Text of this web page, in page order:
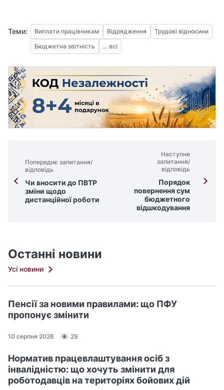
Теми: Виплати працівникам Відрядження
Трудові відносини
Бюджетна звітність
... всі
Попереднє запитання/
відповідь
Чи вносити до ПВТР
зміни щодо
дистанційної роботи
Наступне
запитання/
відповідь
Порядок
повернення сум
бюджетного
відшкодування
Останні новини
Усі новини
Пенсії за новими правилами: що ПФУ
пропонує змінити
10 серпня 2026 29
Норматив працевлаштування осіб з
інвалідністю: що хочуть змінити для
роботодавців на територіях бойових дій